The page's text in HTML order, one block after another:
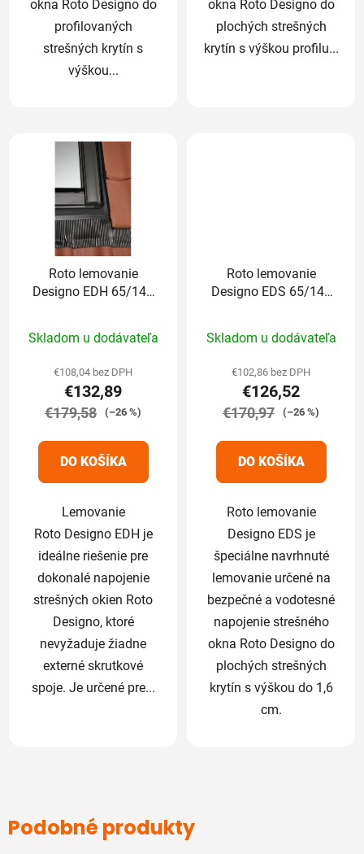
okna Roto Designo do
profilovaných
strešných krytín s
výškou...
okna Roto Designo do
plochých strešných
krytín s výškou profilu...
Roto lemovanie
Designo EDH 65/140
hodnotenie
produktu
je
5,0
5
hviezdičiek.
Skladom u dodávateľa
€108,04 bez DPH
€132,89
€179,58 (–26 %)
DO KOŠÍKA
Lemovanie
Roto Designo EDH je
ideálne riešenie pre
dokonalé napojenie
strešných okien Roto
Designo, ktoré
nevyžaduje žiadne
externé skrutkové
spoje. Je určené pre...
Roto lemovanie
Designo EDS 65/140
hodnotenie
produktu
je
5,0
5
hviezdičiek.
Skladom u dodávateľa
€102,86 bez DPH
€126,52
€170,97 (–26 %)
DO KOŠÍKA
Roto lemovanie
Designo EDS je
špeciálne navrhnuté
lemovanie určené na
bezpečné a vodotesné
napojenie strešného
okna Roto Designo do
plochých strešných
krytín s výškou do 1,6
cm.
Podobné produkty